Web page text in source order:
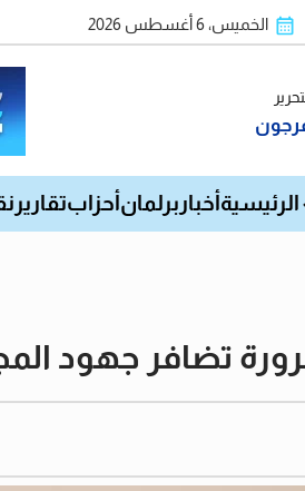
الخميس، 6 أغسطس 2026
الرئيسية أخبار برلمان أحزابتقارير
ضرورة تضافر جهود